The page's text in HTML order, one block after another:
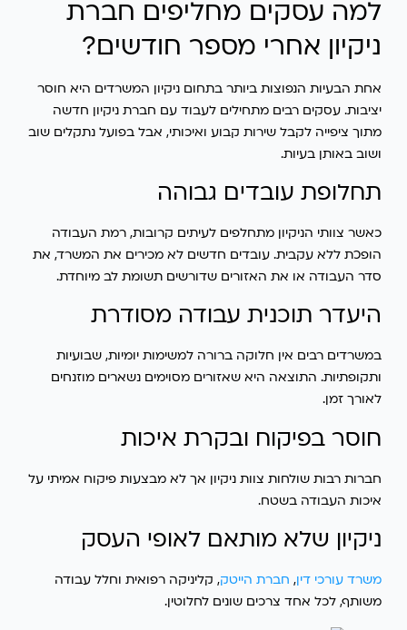
למה עסקים מחליפים חברת
ניקיון אחרי מספר חודשים?
אחת הבעיות הנפוצות ביותר בתחום ניקיון המשרדים היא חוסר
יציבות. עסקים רבים מתחילים לעבוד עם חברת ניקיון חדשה
מתוך ציפייה לקבל שירות קבוע ואיכותי, אבל בפועל נתקלים שוב
ושוב באותן בעיות.
תחלופת עובדים גבוהה
כאשר צוותי הניקיון מתחלפים לעיתים קרובות, רמת העבודה
הופכת ללא עקבית. עובדים חדשים לא מכירים את המשרד, את
סדר העבודה או את האזורים שדורשים תשומת לב מיוחדת.
היעדר תוכנית עבודה מסודרת
במשרדים רבים אין חלוקה ברורה למשימות יומיות, שבועיות
ותקופתיות. התוצאה היא שאזורים מסוימים נשארים מוזנחים
לאורך זמן.
חוסר בפיקוח ובקרת איכות
חברות רבות שולחות צוות ניקיון אך לא מבצעות פיקוח אמיתי על
איכות העבודה בשטח.
ניקיון שלא מותאם לאופי העסק
משרד עורכי דין, חברת הייטק, קליניקה רפואית וחלל עבודה
משותף, לכל אחד צרכים שונים לחלוטין.